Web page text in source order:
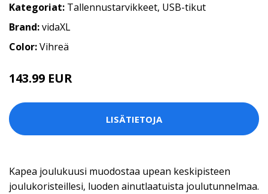
Kategoriat: Tallennustarvikkeet, USB-tikut
Brand:vidaXL
Color:Vihreä
143.99 EUR
LISÄTIETOJA
Kapea joulukuusi muodostaa upean keskipisteen
joulukoristeillesi, luoden ainutlaatuista joulutunnelmaa.